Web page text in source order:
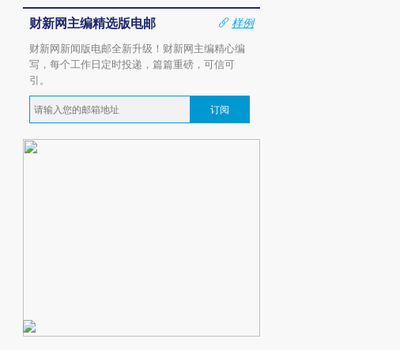
财新网主编精选版电邮
样例
财新网新闻版电邮全新升级！财新网主编精心编
写，每个工作日定时投递，篇篇重磅，可信可
引。
订阅